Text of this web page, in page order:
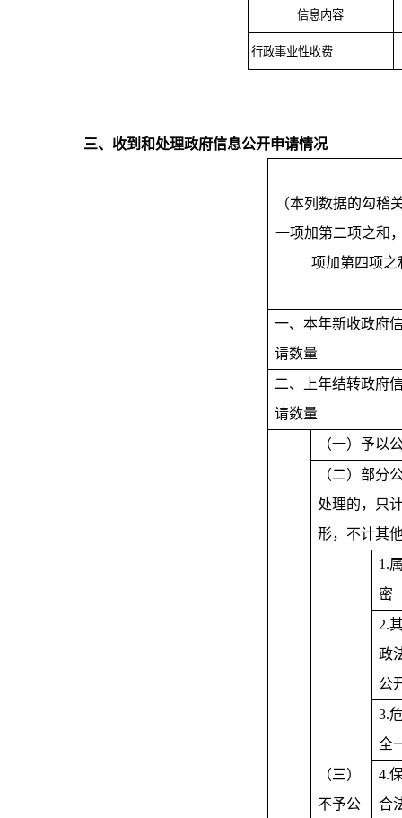
信息内容
行政事业性收费
三、收到和处理政府信息公开申请情况
（本列数据的勾稽
一项加第二项之和
项加第四项之
一、本年新收政府
请数量
二、上年结转政府
请数量
（一）予以
（二）部分
处理的，只
形，不计其
（三）
不予公
1.
密
2.
政
公
3.
全
4.
合